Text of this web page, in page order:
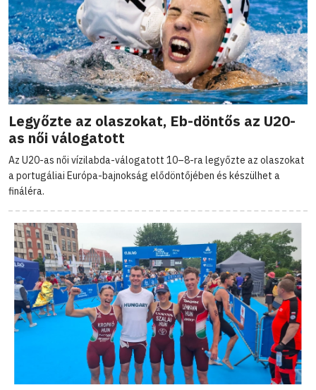
Legyőzte az olaszokat, Eb-döntős az U20-
as női válogatott
Az U20-as női vízilabda-válogatott 10–8-ra legyőzte az olaszokat
a portugáliai Európa-bajnokság elődöntőjében és készülhet a
fináléra.